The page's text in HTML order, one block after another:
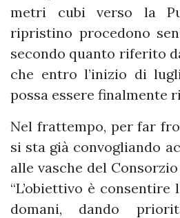
metri cubi verso la
ripristino procedono
secondo quanto riferito
che entro l’inizio di
possa essere finalmente
Nel frattempo, per far
si sta già convogliando
alle vasche del
“L’obiettivo è consentire
domani, dando